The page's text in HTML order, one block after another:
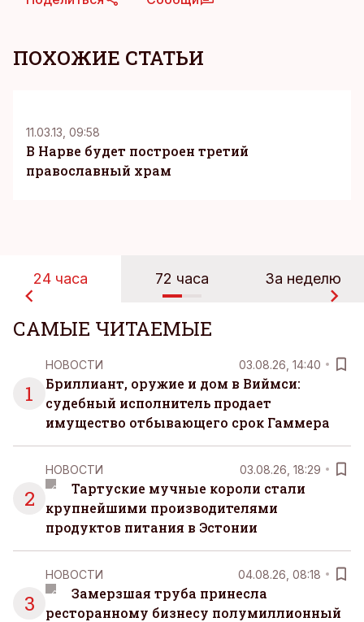
ПОХОЖИЕ СТАТЬИ
11.03.13, 09:58
В Нарве будет построен третий
православный храм
24 часа 72 часа За неделю
САМЫЕ ЧИТАЕМЫЕ
1
НОВОСТИ 03.08.26, 14:40
Бриллиант, оружие и дом в Виймси:
судебный исполнитель продает
имущество отбывающего срок Гаммера
2
НОВОСТИ 03.08.26, 18:29
Тартуские мучные короли стали
крупнейшими производителями
продуктов питания в Эстонии
3
НОВОСТИ 04.08.26, 08:18
Замерзшая труба принесла
ресторанному бизнесу полумиллионный